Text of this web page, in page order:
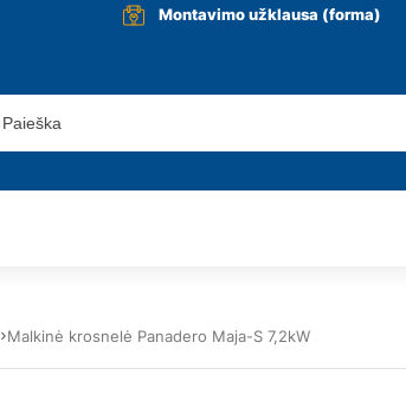
Montavimo užklausa (forma)
Malkinė krosnelė Panadero Maja-S 7,2kW